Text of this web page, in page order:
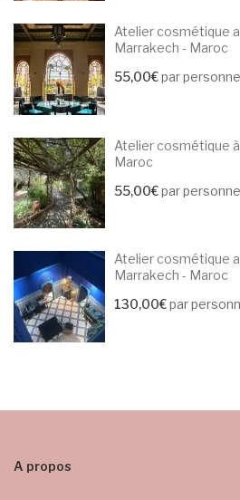
Atelier cosmétique
Marrakech - Maroc
55,00€par personne
Atelier cosmétique
Maroc
55,00€par personne
Atelier cosmétique
Marrakech - Maroc
130,00€par
A propos